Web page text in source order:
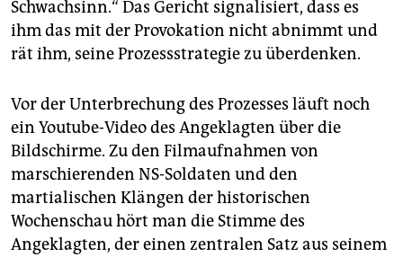
Schwachsinn.“ Das Gericht signalisiert, dass es
ihm das mit der Provokation nicht abnimmt und
rät ihm, seine Prozessstrategie zu überdenken.
Vor der Unterbrechung des Prozesses läuft noch
ein Youtube-Video des Angeklagten über die
Bildschirme. Zu den Filmaufnahmen von
marschierenden NS-Soldaten und den
martialischen Klängen der historischen
Wochenschau hört man die Stimme des
Angeklagten, der einen zentralen Satz aus seinem